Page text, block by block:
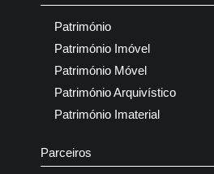
Património
Património Imóvel
Património Móvel
Património Arquivístico
Património Imaterial
Parceiros